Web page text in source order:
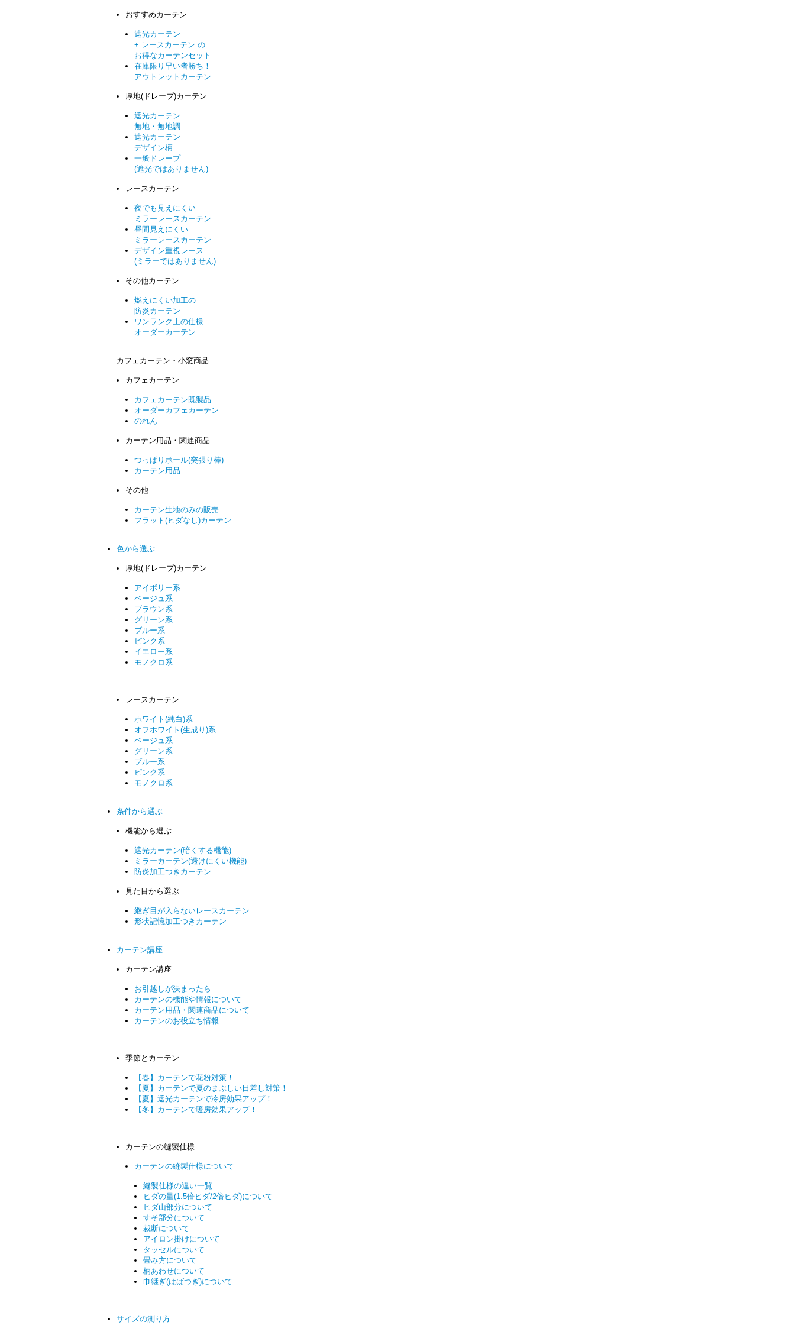
おすすめカーテン
遮光カーテン
+ レースカーテン の
お得なカーテンセット
在庫限り早い者勝ち！
アウトレットカーテン
厚地(ドレープ)カーテン
遮光カーテン
無地・無地調
遮光カーテン
デザイン柄
一般ドレープ
(遮光ではありません)
レースカーテン
夜でも見えにくい
ミラーレースカーテン
昼間見えにくい
ミラーレースカーテン
デザイン重視レース
(ミラーではありません)
その他カーテン
燃えにくい加工の
防炎カーテン
ワンランク上の仕様
オーダーカーテン
カフェカーテン・小窓商品
カフェカーテン
カフェカーテン既製品
オーダーカフェカーテン
のれん
カーテン用品・関連商品
つっぱりポール(突張り棒)
カーテン用品
その他
カーテン生地のみの販売
フラット(ヒダなし)カーテン
色から選ぶ
厚地(ドレープ)カーテン
アイボリー系
ベージュ系
ブラウン系
グリーン系
ブルー系
ピンク系
イエロー系
モノクロ系
レースカーテン
ホワイト(純白)系
オフホワイト(生成り)系
ベージュ系
グリーン系
ブルー系
ピンク系
モノクロ系
条件から選ぶ
機能から選ぶ
遮光カーテン(暗くする機能)
ミラーカーテン(透けにくい機能)
防炎加工つきカーテン
見た目から選ぶ
継ぎ目が入らないレースカーテン
形状記憶加工つきカーテン
カーテン講座
カーテン講座
お引越しが決まったら
カーテンの機能や情報について
カーテン用品・関連商品について
カーテンのお役立ち情報
季節とカーテン
【春】カーテンで花粉対策！
【夏】カーテンで夏のまぶしい日差し対策！
【夏】遮光カーテンで冷房効果アップ！
【冬】カーテンで暖房効果アップ！
カーテンの縫製仕様
カーテンの縫製仕様について
縫製仕様の違い一覧
ヒダの量(1.5倍ヒダ/2倍ヒダ)について
ヒダ山部分について
すそ部分について
裁断について
アイロン掛けについて
タッセルについて
畳み方について
柄あわせについて
巾継ぎ(はばつぎ)について
サイズの測り方